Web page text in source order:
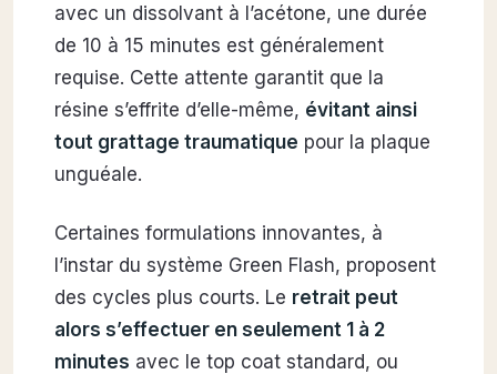
avec un dissolvant à l’acétone, une durée
de 10 à 15 minutes est généralement
requise. Cette attente garantit que la
résine s’effrite d’elle-même, évitant ainsi
tout grattage traumatique pour la plaque
unguéale.
Certaines formulations innovantes, à
l’instar du système Green Flash, proposent
des cycles plus courts. Le retrait peut
alors s’effectuer en seulement 1 à 2
minutes avec le top coat standard, ou